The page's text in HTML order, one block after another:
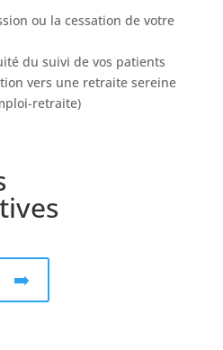
ou la cessation de votre
du suivi de vos patients
vers une retraite sereine
retraite)
➡️